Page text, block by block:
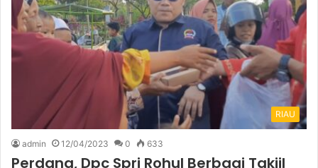
RIAU
admin 12/04/2023 0 633
Perdana, Dpc Spri Rohul Berbagi Takjil